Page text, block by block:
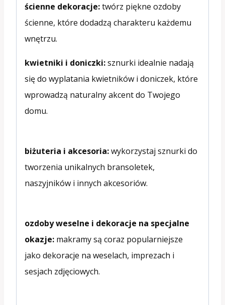
ścienne dekoracje:twórz piękne ozdoby
ścienne, które dodadzą charakteru każdemu
wnętrzu.
kwietniki i doniczki:sznurki idealnie nadają
się do wyplatania kwietników i doniczek, które
wprowadzą naturalny akcent do Twojego
domu.
biżuteria i akcesoria:wykorzystaj sznurki do
tworzenia unikalnych bransoletek,
naszyjników i innych akcesoriów.
ozdoby weselne i dekoracje na specjalne
okazje: makramy są coraz popularniejsze
jako dekoracje na weselach, imprezach i
sesjach zdjęciowych.